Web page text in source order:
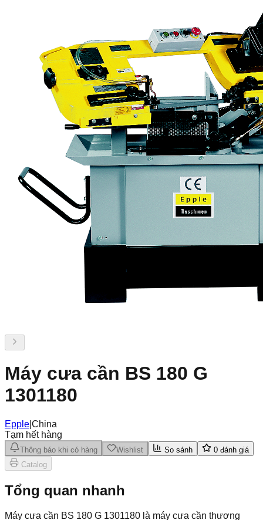
Máy cưa cần BS 180 G
1301180
Epple China
Tạm hết hàng
Thông báo khi có hàng Wishlist So sánh 0 đánh giá
Catalog
Tổng quan nhanh
Máy cưa cần BS 180 G 1301180 là máy cưa cần thương